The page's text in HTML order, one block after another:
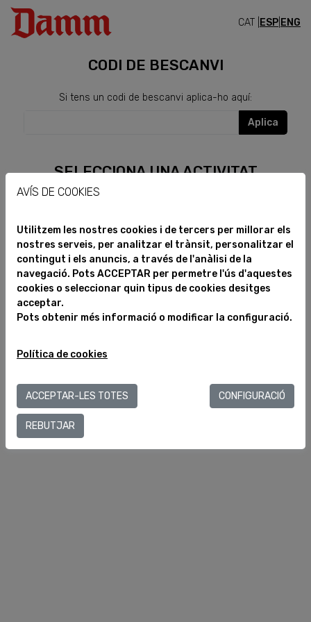
CAT | ESP ENG
ENTRADESCODI DE BESCANVI
Si tens un codi de bescanvi aplica-ho aquí:
Aplica
SELECCIONA UNA ACTIVITAT
Especial.
Més gran de 18 anys Selecciona
Antiga Fàbrica + Tast amb
tiratge
Més info
Selecciona
AVÍS DE COOKIES
Utilitzem les nostres cookies i de tercers per millorar els
nostres serveis, per analitzar el trànsit, personalitzar el
contingut i els anuncis, a través de l'anàlisi de la
navegació. Pots ACCEPTAR per permetre l'ús d'aquestes
cookies o seleccionar quin tipus de cookies desitges
acceptar.
Pots obtenir més informació o modificar la configuració.
Política de cookies
ACCEPTAR-LES TOTES CONFIGURACIÓ
REBUTJAR